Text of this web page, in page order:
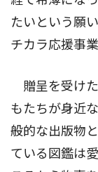
たいという願
チカラ応援事
贈呈を受け
もたちが身近
般的な出版物
ている図鑑は